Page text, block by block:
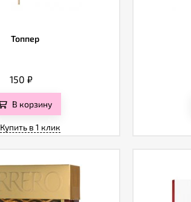
Топпер
150 ₽
В корзину
Купить в 1 клик